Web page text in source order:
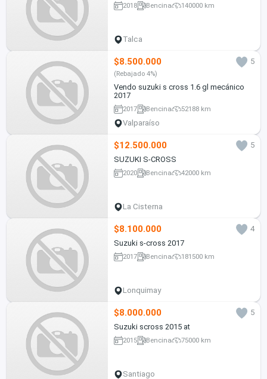
2018 Bencina 140000 km
Talca
$8.500.000 5
(Rebajado 4%)
Vendo suzuki s cross 1.6 gl mecánico
2017
2017 Bencina 52188 km
Valparaíso
$12.500.000
5
SUZUKI S-CROSS
2020 Bencina 42000 km
La Cisterna
$8.100.000
4
Suzuki s-cross 2017
2017 Bencina 181500 km
Lonquimay
$8.000.000
5
Suzuki scross 2015 at
2015 Bencina 75000 km
Santiago